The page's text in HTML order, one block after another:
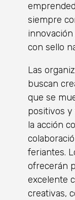
siempre
con sello
Las
buscan
que se
positivos y
la acción
feriantes.
ofrecerán
excelente
creativas,